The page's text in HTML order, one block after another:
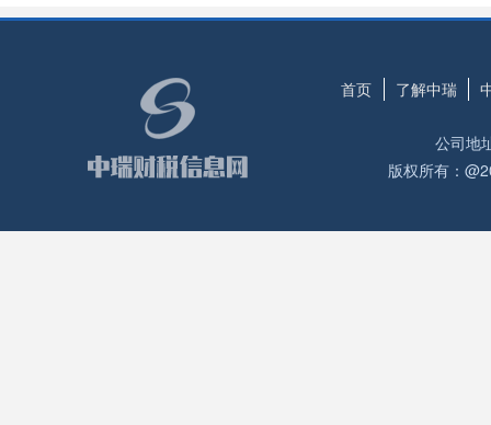
首页 了解中瑞
公司地
版权所有：